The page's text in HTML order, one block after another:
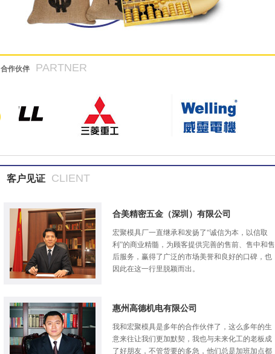
合作伙伴 PARTNER
客户见证 CLIENT
合美精密五金（深圳）有限公司
宏聚模具厂一直继承和发扬了“诚信为本，以信取
利”的商业精髓，为顾客提供完善的售前、售中和售
后服务，赢得了广泛的市场美誉和良好的口碑，也
因此在这一行里脱颖而出。
惠州高德机电有限公司
我和宏聚模具是多年的合作伙伴了，这么多年的生
意来往让我们更加默契，我也与未来化工的老板成
了好朋友，不管货要的多急，他们总是加班加点都